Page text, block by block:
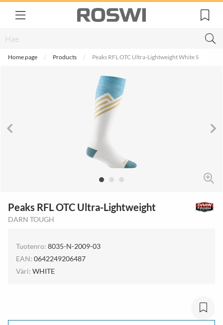
Home page Products Peaks RFL OTC Ultra-Lightweight White S
Peaks RFL OTC Ultra-Lightweight
DARN TOUGH
Tuotenro: 8035-N-2009-03
EAN: 0642249206487
Väri: WHITE